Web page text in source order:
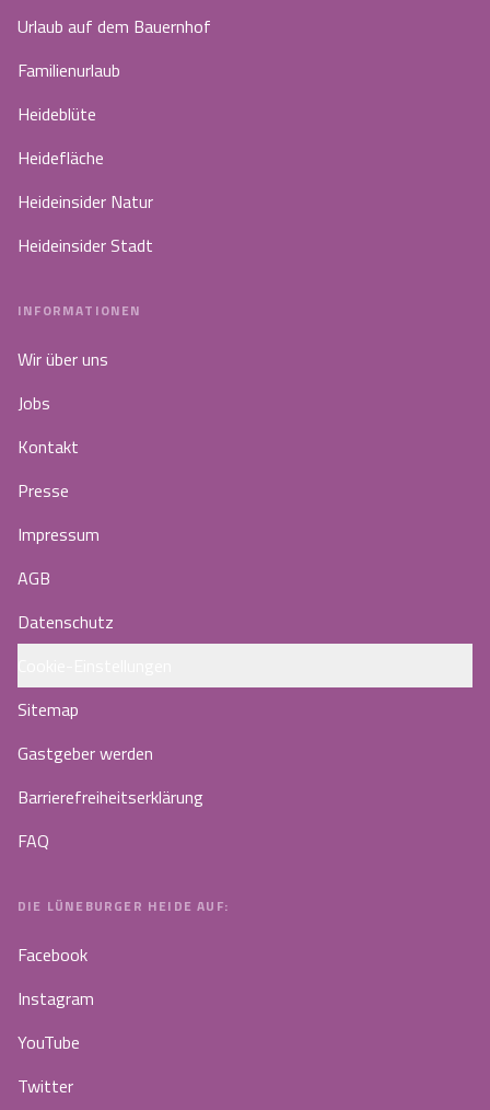
Urlaub auf dem Bauernhof
Familienurlaub
Heideblüte
Heidefläche
Heideinsider Natur
Heideinsider Stadt
INFORMATIONEN
Wir über uns
Jobs
Kontakt
Presse
Impressum
AGB
Datenschutz
Sitemap
Gastgeber werden
Barrierefreiheitserklärung
FAQ
DIE LÜNEBURGER HEIDE AUF:
Facebook
Instagram
YouTube
Twitter